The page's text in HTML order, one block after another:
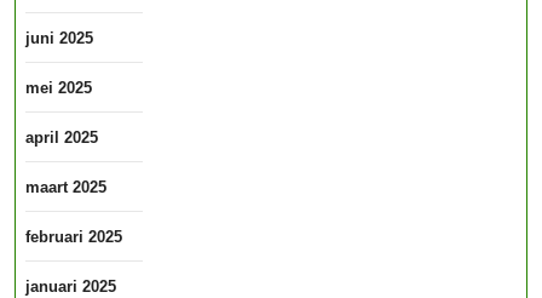
juni 2025
mei 2025
april 2025
maart 2025
februari 2025
januari 2025